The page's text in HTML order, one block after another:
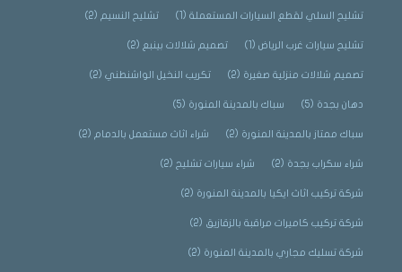
تشليح السلي لقطع السيارات المستعملة(1) تشليح النسيم (2)
تشليح سيارات غرب الرياض(1) تصميم شلالات بينبع (2)
تصميم شلالات منزلية صغيرة (2) تكريب النخيل الواشنطني(2)
دهان بجدة (5) سباك بالمدينة المنورة (5)
سباك ممتاز بالمدينة المنورة (2) شراء اثاث مستعمل بالدمام (2)
شراء سكراب بجدة (2) شراء سيارات تشليح (2)
شركة تركيب اثاث ايكيا بالمدينة المنورة (2)
شركة تركيب كاميرات مراقبة بالزقازيق (2)
شركة تسليك مجاري بالمدينة المنورة (2)